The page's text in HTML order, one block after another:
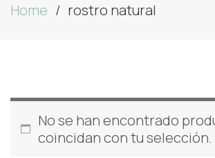
Home rostro natural
No se han encontrado
coincidan con tu selección.